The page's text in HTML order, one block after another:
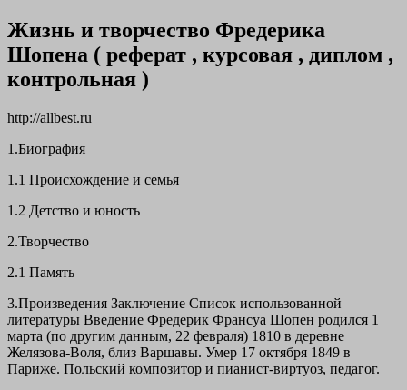
Жизнь и творчество Фредерика
Шопена ( реферат , курсовая , диплом ,
контрольная )
http://allbest.ru
1.Биография
1.1 Происхождение и семья
1.2 Детство и юность
2.Творчество
2.1 Память
3.Произведения Заключение Список использованной
литературы Введение Фредерик Франсуа Шопен родился 1
марта (по другим данным, 22 февраля) 1810 в деревне
Желязова-Воля, близ Варшавы. Умер 17 октября 1849 в
Париже. Польский композитор и пианист-виртуоз, педагог.